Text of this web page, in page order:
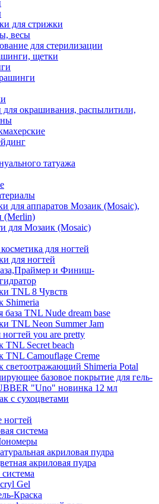
для стрижки
весы
для стерилизации
щетки
окрашивания, распылитили,
татуажа
для аппаратов Мозаик (Mosaic),
(Merlin)
для Мозаик (Mosaic)
для ногтей
для ногтей
и Финиш-
TNL 8 Чувств
Shimeria
база TNL Nude dream base
TNL Neon Summer Jam
you are pretty
TNL Secret beach
TNL Camouflage Creme
светоотражающий Shimeria Potal
базовое покрытие для гель-
"Uno" новинка 12 мл
с сухоцветами
система
акриловая пудра
акриловая пудра
система
Gel
Краска